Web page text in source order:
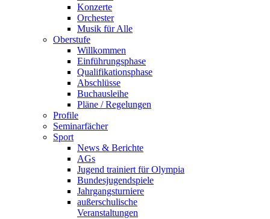
Konzerte
Orchester
Musik für Alle
Oberstufe
Willkommen
Einführungsphase
Qualifikationsphase
Abschlüsse
Buchausleihe
Pläne / Regelungen
Profile
Seminarfächer
Sport
News & Berichte
AGs
Jugend trainiert für Olympia
Bundesjugendspiele
Jahrgangsturniere
außerschulische
Veranstaltungen